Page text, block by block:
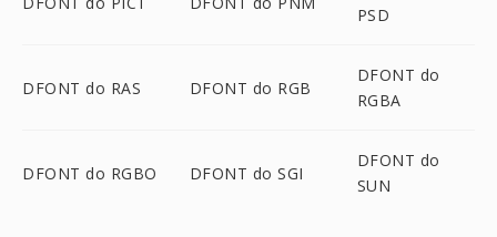
PSD
DFONT do RAS DFONT do RGB
DFONT do
RGBA
DFONT do RGBO DFONT do SGI
DFONT do
SUN